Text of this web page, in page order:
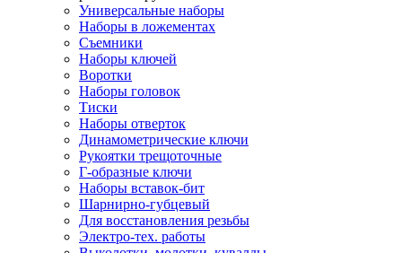
Универсальные наборы
Наборы в ложементах
Съемники
Наборы ключей
Воротки
Наборы головок
Тиски
Наборы отверток
Динамометрические ключи
Рукоятки трещоточные
Г-образные ключи
Наборы вставок-бит
Шарнирно-губцевый
Для восстановления резьбы
Электро-тех. работы